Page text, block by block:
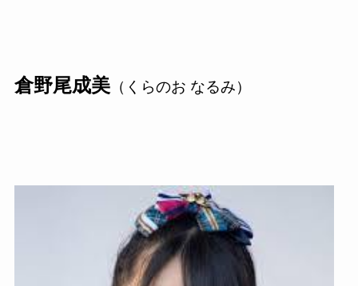
倉野尾成美（くらのお なるみ）